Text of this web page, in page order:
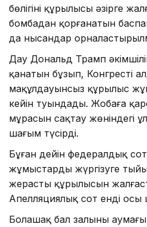
бөлігінің құрылысы әзірге
бомбадан қорғанатын
да нысандар
Дау Дональд Трамп
қанатын бұзып, Конгрестің
мақұлдауынсыз құрылыс
кейін туындады. Жобаға
мұрасын сақтау жөніндегі
шағым түсірді.
Бұған дейін федералдық сот
жұмыстарды жүргізуге
жерасты құрылысын
Апелляциялық сот енді осы
Болашақ бал залының